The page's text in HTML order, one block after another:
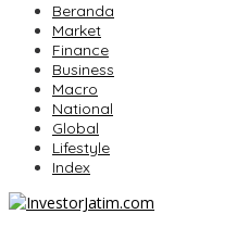
Beranda
Market
Finance
Business
Macro
National
Global
Lifestyle
Index